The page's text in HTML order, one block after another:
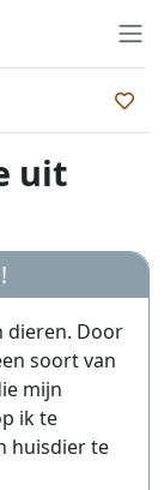
uit
!
dieren. Door
soort van
mijn
ik te
huisdier te